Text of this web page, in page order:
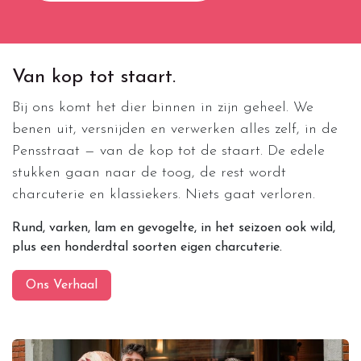
Van kop tot staart.
Bij ons komt het dier binnen in zijn geheel. We
benen uit, versnijden en verwerken alles zelf, in de
Pensstraat — van de kop tot de staart. De edele
stukken gaan naar de toog, de rest wordt
charcuterie en klassiekers. Niets gaat verloren.
Rund, varken, lam en gevogelte, in het seizoen ook wild,
plus een honderdtal soorten eigen charcuterie.
Ons Verhaal